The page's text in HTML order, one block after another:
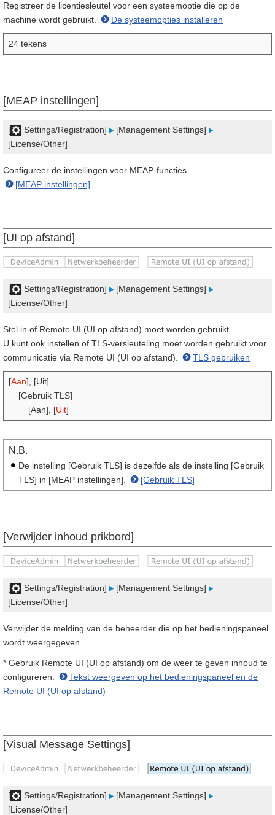
Registreer de licentiesleutel voor een systeemoptie die op de
machine wordt gebruikt.
De systeemopties installeren
24 tekens
[MEAP instellingen]
[ Settings/Registration]
[Management Settings]
[License/Other]
Configureer de instellingen voor MEAP-functies.
[MEAP instellingen]
[UI op afstand]
[ Settings/Registration]
[Management Settings]
[License/Other]
Stel in of Remote UI (UI op afstand) moet worden gebruikt.
U kunt ook instellen of TLS-versleuteling moet worden gebruikt voor
communicatie via Remote UI (UI op afstand).
TLS gebruiken
[Aan], [Uit]
[Gebruik TLS]
[Aan], [Uit]
N.B.
De instelling [Gebruik TLS] is dezelfde als de instelling [Gebruik
TLS] in [MEAP instellingen].
[Gebruik TLS]
[Verwijder inhoud prikbord]
[ Settings/Registration]
[Management Settings]
[License/Other]
Verwijder de melding van de beheerder die op het bedieningspaneel
wordt weergegeven.
* Gebruik Remote UI (UI op afstand) om de weer te geven inhoud te
configureren.
Tekst weergeven op het bedieningspaneel en de
Remote UI (UI op afstand)
[Visual Message Settings]
[ Settings/Registration]
[Management Settings]
[License/Other]